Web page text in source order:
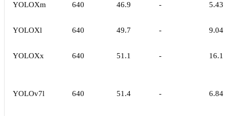
YOLOXm 640 46.9 - 5.43
YOLOXl 640 49.7 - 9.04
YOLOXx 640 51.1 - 16.1
YOLOv7l 640 51.4 - 6.84